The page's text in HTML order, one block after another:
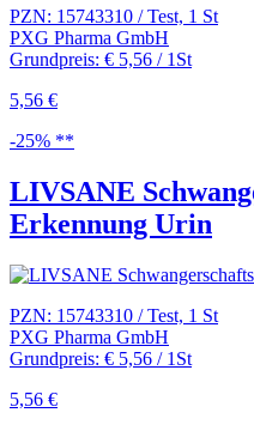
PZN: 15743310 / Test, 1 St
PXG Pharma GmbH
Grundpreis: € 5,56 / 1St
5,56 €
-25% **
LIVSANE
Erkennung Urin
PZN: 15743310 / Test, 1 St
PXG Pharma GmbH
Grundpreis: € 5,56 / 1St
5,56 €